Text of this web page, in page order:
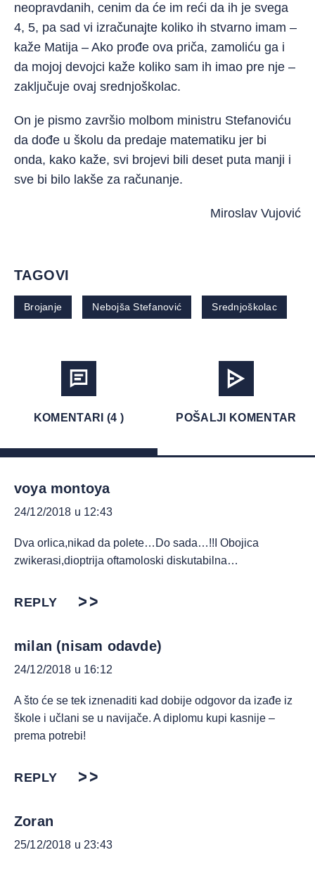
neopravdanih, cenim da će im reći da ih je svega
4, 5, pa sad vi izračunajte koliko ih stvarno imam –
kaže Matija – Ako prođe ova priča, zamoliću ga i
da mojoj devojci kaže koliko sam ih imao pre nje –
zaključuje ovaj srednjoškolac.
On je pismo završio molbom ministru Stefanoviću
da dođe u školu da predaje matematiku jer bi
onda, kako kaže, svi brojevi bili deset puta manji i
sve bi bilo lakše za računanje.
Miroslav Vujović
TAGOVI
Brojanje Nebojša Stefanović Srednjoškolac
KOMENTARI (4 ) POŠALJI KOMENTAR
voya montoya
24/12/2018 u 12:43
Dva orlica,nikad da polete…Do sada…!!I Obojica
zwikerasi,dioptrija oftamoloski diskutabilna…
REPLY
milan (nisam odavde)
24/12/2018 u 16:12
A što će se tek iznenaditi kad dobije odgovor da izađe iz
škole i učlani se u navijače. A diplomu kupi kasnije –
prema potrebi!
REPLY
Zoran
25/12/2018 u 23:43